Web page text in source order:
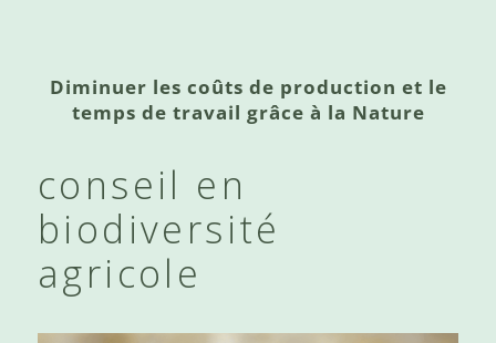
Diminuer les coûts de production et le
temps de travail grâce à la Nature
conseil en
biodiversité
agricole